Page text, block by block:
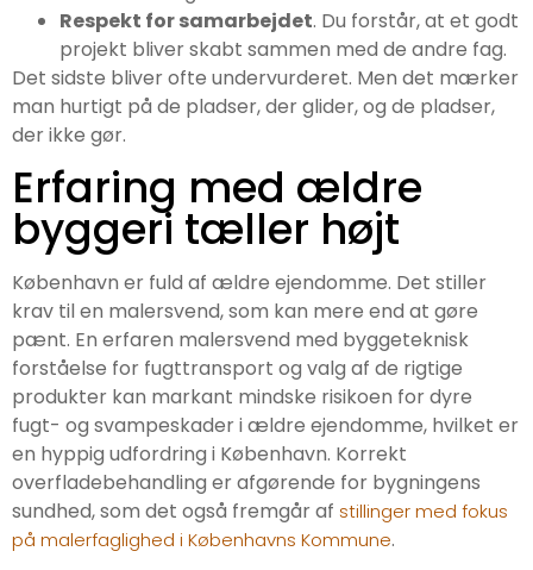
Respekt for samarbejdet. Du forstår, at et godt
projekt bliver skabt sammen med de andre fag.
Det sidste bliver ofte undervurderet. Men det mærker
man hurtigt på de pladser, der glider, og de pladser,
der ikke gør.
Erfaring med ældre
byggeri tæller højt
København er fuld af ældre ejendomme. Det stiller
krav til en malersvend, som kan mere end at gøre
pænt. En erfaren malersvend med byggeteknisk
forståelse for fugttransport og valg af de rigtige
produkter kan markant mindske risikoen for dyre
fugt- og svampeskader i ældre ejendomme, hvilket er
en hyppig udfordring i København. Korrekt
overfladebehandling er afgørende for bygningens
sundhed, som det også fremgår af stillinger med fokus
på malerfaglighed i Københavns Kommune.